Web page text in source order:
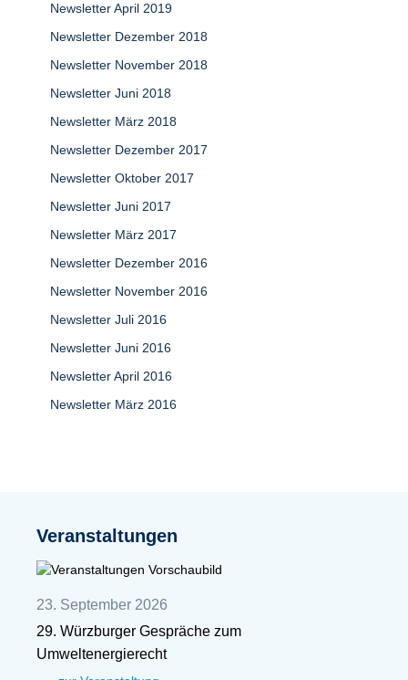
Newsletter April 2019
Newsletter Dezember 2018
Newsletter November 2018
Newsletter Juni 2018
Newsletter März 2018
Newsletter Dezember 2017
Newsletter Oktober 2017
Newsletter Juni 2017
Newsletter März 2017
Newsletter Dezember 2016
Newsletter November 2016
Newsletter Juli 2016
Newsletter Juni 2016
Newsletter April 2016
Newsletter März 2016
Veranstaltungen
23. September 2026
29. Würzburger Gespräche zum
Umweltenergierecht